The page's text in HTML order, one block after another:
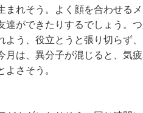
まれそう。よく顔を合わせる
達ができたりするでしょう。
よう、役立とうと張り切らず
月は、異分子が混じると、気
よさそう。